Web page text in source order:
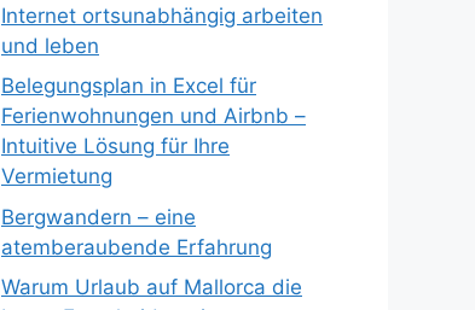
Internet ortsunabhängig arbeiten
und leben
Belegungsplan in Excel für
Ferienwohnungen und Airbnb –
Intuitive Lösung für Ihre
Vermietung
Bergwandern – eine
atemberaubende Erfahrung
Warum Urlaub auf Mallorca die